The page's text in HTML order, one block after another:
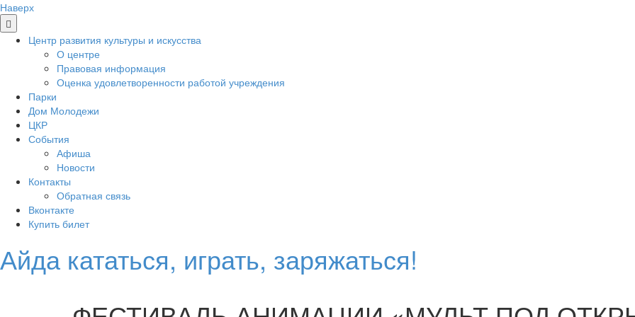
Наверх
Центр развития культуры и искусства
О центре
Правовая информация
Оценка удовлетворенности работой учреждения
Парки
Дом Молодежи
ЦКР
События
Афиша
Новости
Контакты
Обратная связь
Вконтакте
Купить билет
Айда кататься, играть, заряжаться!